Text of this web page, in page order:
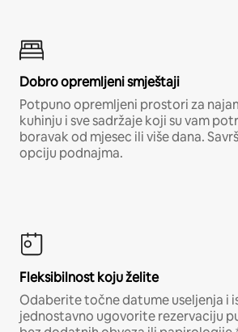
Dobro opremljeni smještaji
Potpuno opremljeni prostori za
kuhinju i sve sadržaje koji su vam
boravak od mjesec ili više dana.
opciju podnajma.
Fleksibilnost koju želite
Odaberite točne datume useljenja i
jednostavno ugovorite rezervaciju